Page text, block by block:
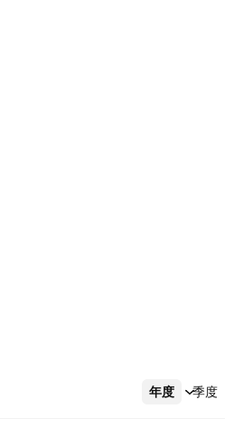
年度 季度
更多